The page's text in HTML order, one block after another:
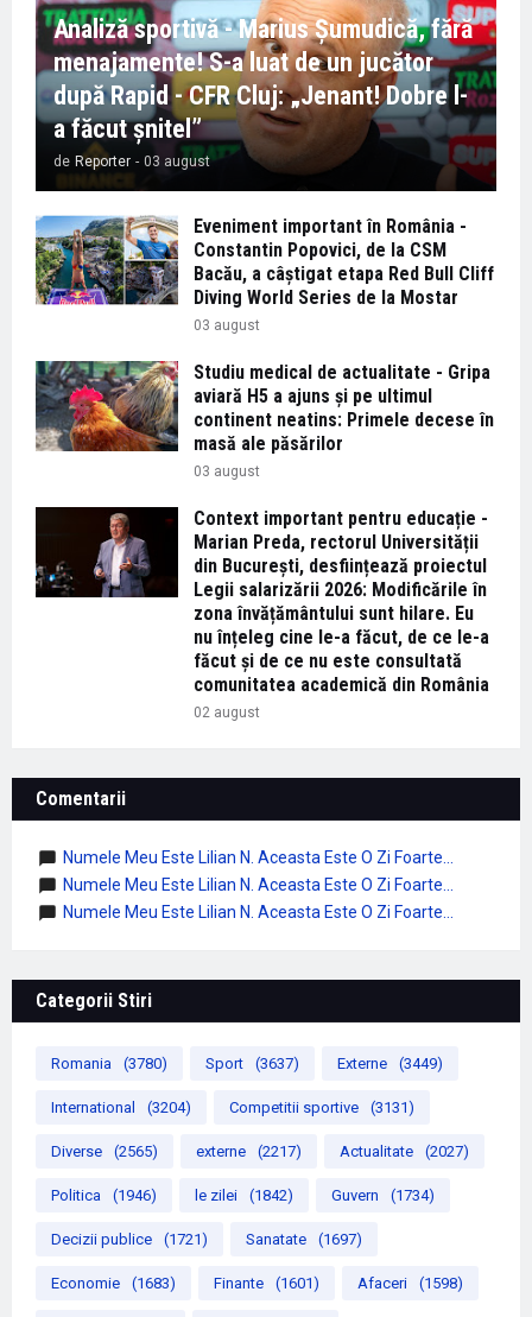
Analiză sportivă - Marius Șumudică, fără
menajamente! S-a luat de un jucător
după Rapid - CFR Cluj: „Jenant! Dobre l-
a făcut șnitel”
de Reporter - 03 august
Eveniment important în România -
Constantin Popovici, de la CSM
Bacău, a câștigat etapa Red Bull Cliff
Diving World Series de la Mostar
03 august
Studiu medical de actualitate - Gripa
aviară H5 a ajuns și pe ultimul
continent neatins: Primele decese în
masă ale păsărilor
03 august
Context important pentru educație -
Marian Preda, rectorul Universității
din București, desființează proiectul
Legii salarizării 2026: Modificările în
zona învățământului sunt hilare. Eu
nu înțeleg cine le-a făcut, de ce le-a
făcut și de ce nu este consultată
comunitatea academică din România
02 august
Comentarii
Numele Meu Este Lilian N. Aceasta Este O Zi Foarte...
Numele Meu Este Lilian N. Aceasta Este O Zi Foarte...
Numele Meu Este Lilian N. Aceasta Este O Zi Foarte...
Categorii Stiri
Romania (3780) Sport (3637) Externe (3449)
International (3204) Competitii sportive (3131)
Diverse (2565) externe (2217) Actualitate (2027)
Politica (1946) le zilei (1842) Guvern (1734)
Decizii publice (1721) Sanatate (1697)
Economie (1683) Finante (1601) Afaceri (1598)